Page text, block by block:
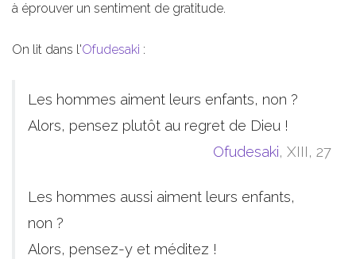
à éprouver un sentiment de gratitude.
On lit dans l'Ofudesaki :
Les hommes aiment leurs enfants, non ?
Alors, pensez plutôt au regret de Dieu !
Ofudesaki, XIII, 27
Les hommes aussi aiment leurs enfants,
non ?
Alors, pensez-y et méditez !